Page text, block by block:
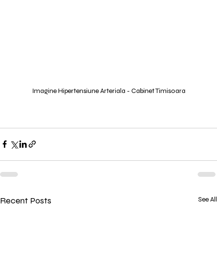
Imagine Hipertensiune Arteriala - Cabinet Timisoara
Recent Posts See All